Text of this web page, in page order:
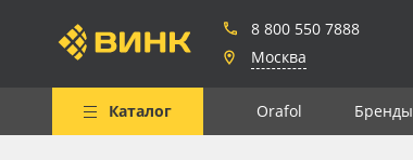
8 800 550 7888
Москва
Каталог Orafol Бренды